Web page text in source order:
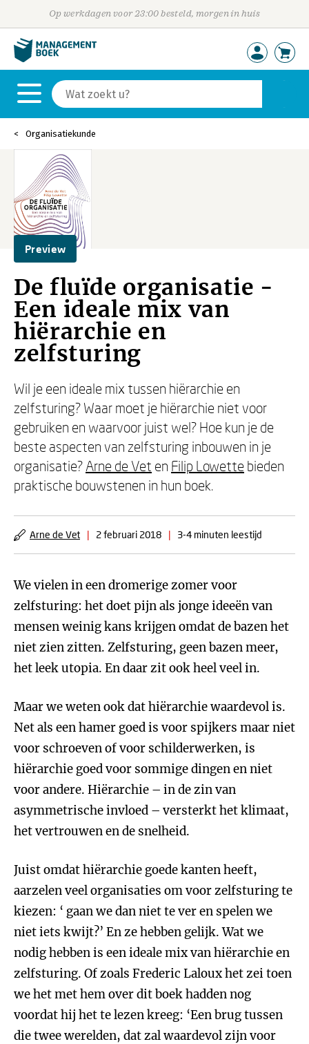
Op werkdagen voor 23:00 besteld, morgen in huis
Organisatiekunde
Preview
De fluïde organisatie -
Een ideale mix van
hiërarchie en
zelfsturing
Wil je een ideale mix tussen hiërarchie en
zelfsturing? Waar moet je hiërarchie niet voor
gebruiken en waarvoor juist wel? Hoe kun je de
beste aspecten van zelfsturing inbouwen in je
organisatie? Arne de Vet en Filip Lowette bieden
praktische bouwstenen in hun boek.
Arne de Vet | 2 februari 2018 | 3-4 minuten leestijd
We vielen in een dromerige zomer voor
zelfsturing: het doet pijn als jonge ideeën van
mensen weinig kans krijgen omdat de bazen het
niet zien zitten. Zelfsturing, geen bazen meer,
het leek utopia. En daar zit ook heel veel in.
Maar we weten ook dat hiërarchie waardevol is.
Net als een hamer goed is voor spijkers maar niet
voor schroeven of voor schilderwerken, is
hiërarchie goed voor sommige dingen en niet
voor andere. Hiërarchie – in de zin van
asymmetrische invloed – versterkt het klimaat,
het vertrouwen en de snelheid.
Juist omdat hiërarchie goede kanten heeft,
aarzelen veel organisaties om voor zelfsturing te
kiezen: ‘ gaan we dan niet te ver en spelen we
niet iets kwijt?’ En ze hebben gelijk. Wat we
nodig hebben is een ideale mix van hiërarchie en
zelfsturing. Of zoals Frederic Laloux het zei toen
we het met hem over dit boek hadden nog
voordat hij het te lezen kreeg: ‘Een brug tussen
die twee werelden, dat zal waardevol zijn voor